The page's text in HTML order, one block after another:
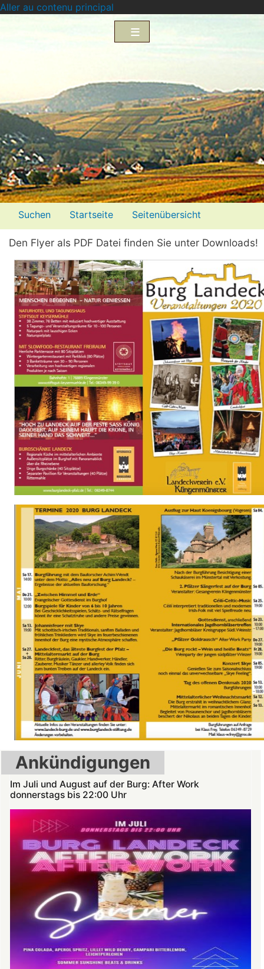
Aller au contenu principal
Menü2
Suchen Startseite
Seitenübersicht
Impressum
Datenschutzerklärung
Den Flyer als PDF Datei finden Sie unter Downloads!
Ankündigungen
Im Juli und August auf der Burg: After Work
donnerstags bis 22:00 Uhr